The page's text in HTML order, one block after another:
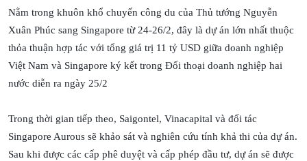
Nằm trong khuôn khổ chuyến công du của Thủ tướng Nguyễn
Xuân Phúc sang Singapore từ 24-26/2, đây là dự án lớn nhất thuộc
thỏa thuận hợp tác với tổng giá trị 11 tỷ USD giữa doanh nghiệp
Việt Nam và Singapore ký kết trong Đối thoại doanh nghiệp hai
nước diễn ra ngày 25/2
Trong thời gian tiếp theo, Saigontel, Vinacapital và đối tác
Singapore Aurous sẽ khảo sát và nghiên cứu tính khả thi của dự án.
Sau khi được các cấp phê duyệt và cấp phép đầu tư, dự án sẽ được